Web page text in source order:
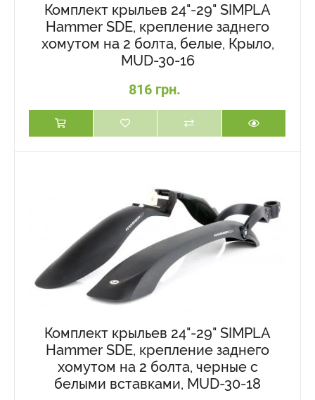
Комплект крыльев 24"-29" SIMPLA
Hammer SDE, крепление заднего
хомутом на 2 болта, белые, Крыло,
MUD-30-16
816 грн.
Комплект крыльев 24"-29" SIMPLA
Hammer SDE, крепление заднего
хомутом на 2 болта, черные с
белыми вставками, MUD-30-18